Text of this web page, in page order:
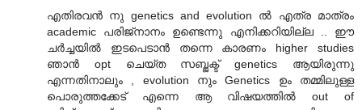
എതിരവന്‍ നു genetics and evolution ല്‍ എത്ര മാത്രം
academic പരിജ്നാനം ഉണ്ടെന്നു എനിക്കറിയില്ല .. ഈ
ചര്‍ച്ചയില്‍ ഇടപെടാന്‍ തന്നെ കാരണം higher studies
ഞാന്‍ opt ചെയ്ത സബ്ജക്ട് genetics ആയിരുന്നു
എന്നതിനാലും , evolution നും Genetics ഉം തമ്മിലുള്ള
പൊരുത്തക്കേട് എന്നെ ആ വിഷയത്തില്‍ out of